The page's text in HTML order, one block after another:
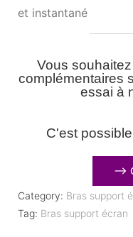
et instantané
Vous
complémentaires
essai à
C'est
⟶
Category: Bras support
Tag: Bras support écran